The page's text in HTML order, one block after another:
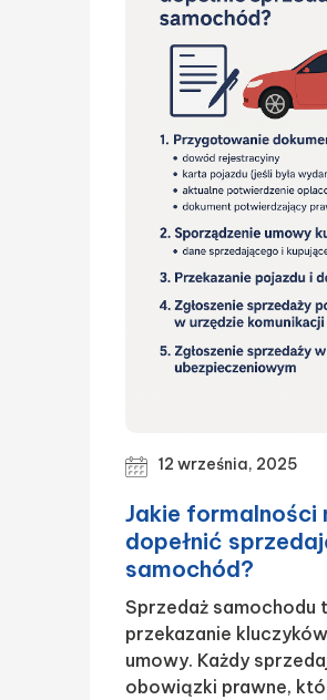
12 września, 2025
Jakie formalności
dopełnić
samochód?
Sprzedaż samochodu
przekazanie
umowy. Każdy
obowiązki prawne,